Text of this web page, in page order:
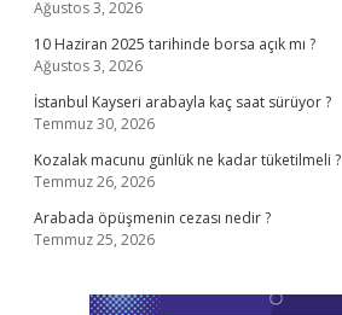
Ağustos 3, 2026
10 Haziran 2025 tarihinde borsa açık mı ?
Ağustos 3, 2026
İstanbul Kayseri arabayla kaç saat sürüyor ?
Temmuz 30, 2026
Kozalak macunu günlük ne kadar tüketilmeli ?
Temmuz 26, 2026
Arabada öpüşmenin cezası nedir ?
Temmuz 25, 2026